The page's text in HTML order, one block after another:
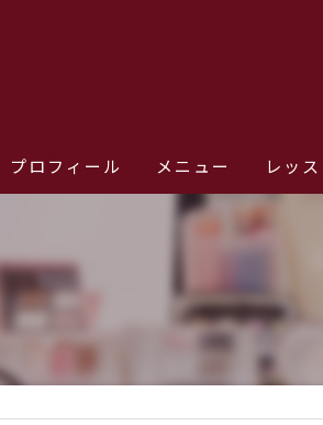
プロフィール メニュー レッ